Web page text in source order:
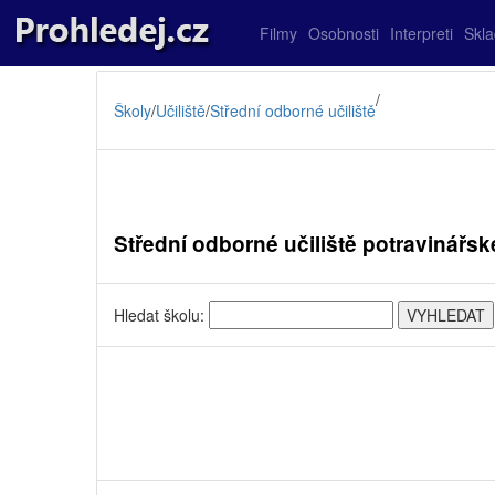
Filmy Osobnosti Interpreti
Školy/Učiliště/Střední odborné učiliště/
Střední odborné učiliště
Hledat školu: